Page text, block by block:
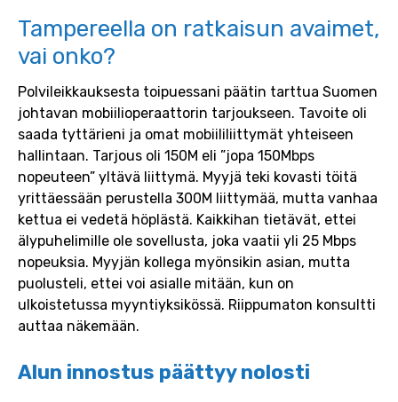
Tampereella on ratkaisun avaimet,
vai onko?
Polvileikkauksesta toipuessani päätin tarttua Suomen
johtavan mobiilioperaattorin tarjoukseen. Tavoite oli
saada tyttärieni ja omat mobiililiittymät yhteiseen
hallintaan. Tarjous oli 150M eli ”jopa 150Mbps
nopeuteen” yltävä liittymä. Myyjä teki kovasti töitä
yrittäessään perustella 300M liittymää, mutta vanhaa
kettua ei vedetä höplästä. Kaikkihan tietävät, ettei
älypuhelimille ole sovellusta, joka vaatii yli 25 Mbps
nopeuksia. Myyjän kollega myönsikin asian, mutta
puolusteli, ettei voi asialle mitään, kun on
ulkoistetussa myyntiyksikössä. Riippumaton konsultti
auttaa näkemään.
Alun innostus päättyy nolosti